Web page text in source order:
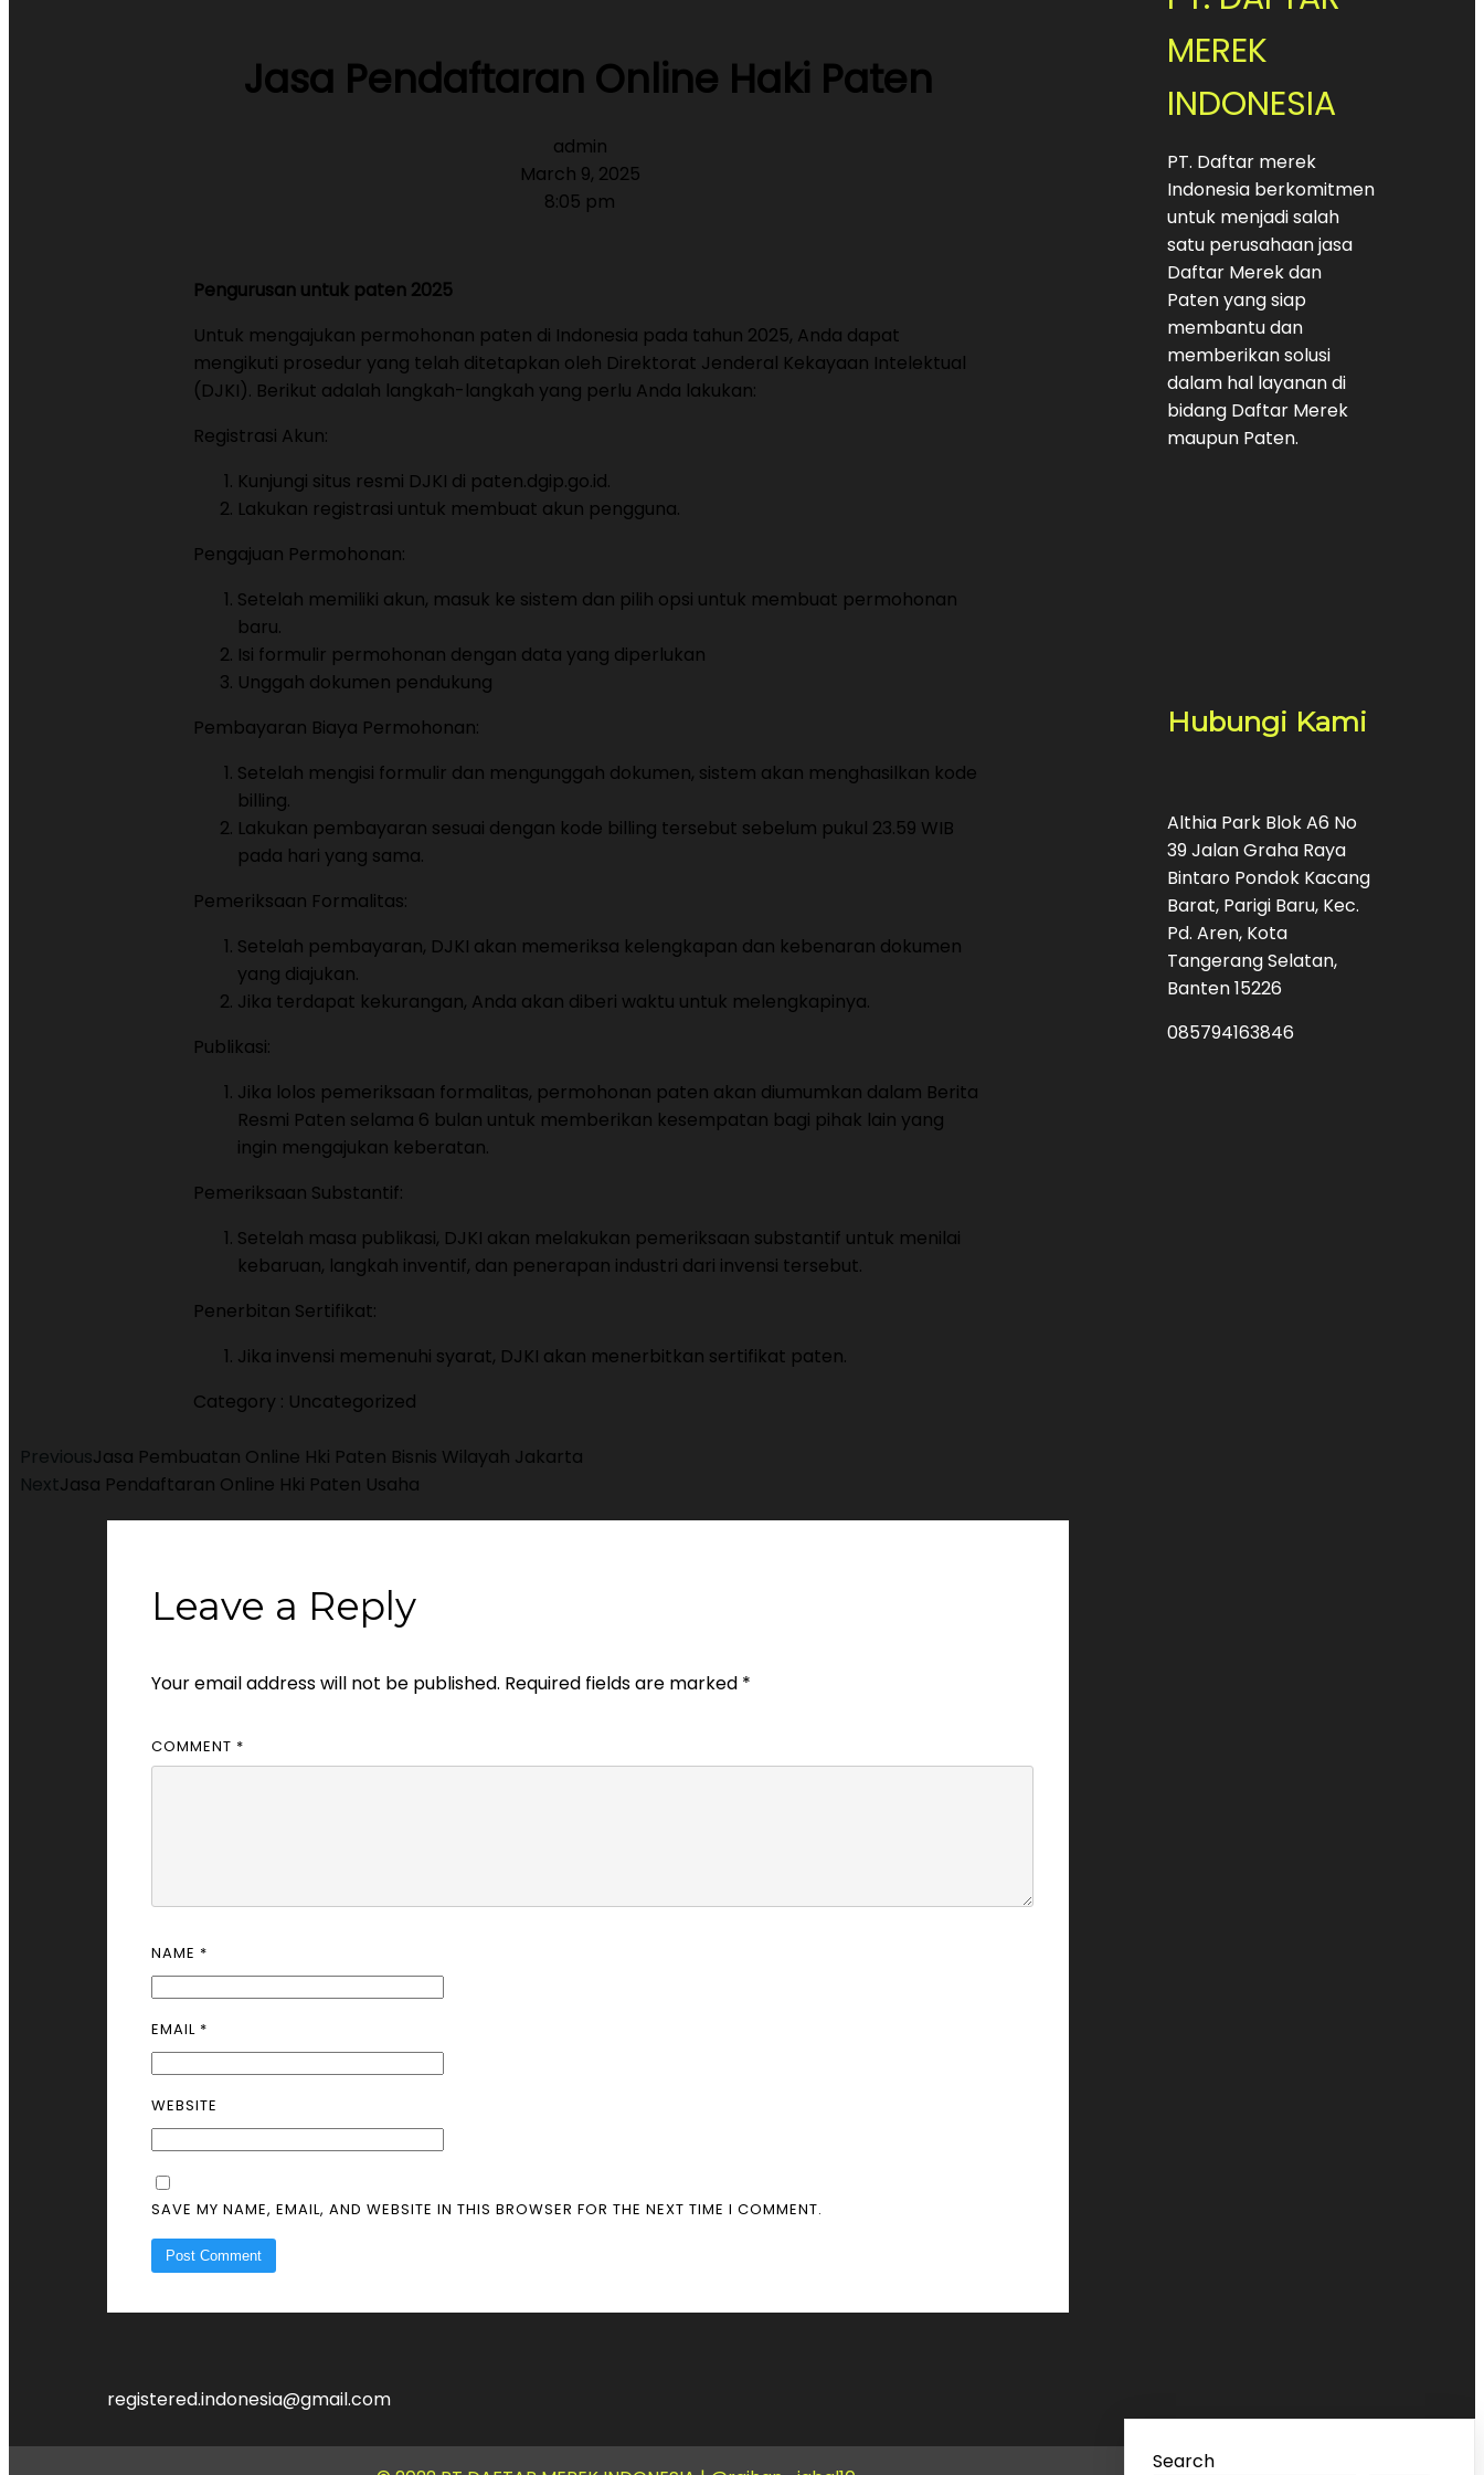
Jasa Pendaftaran Online Haki Paten
admin
March 9, 2025
8:05 pm
Pengurusan untuk paten 2025
Untuk mengajukan permohonan paten di Indonesia pada tahun 2025, Anda dapat
mengikuti prosedur yang telah ditetapkan oleh Direktorat Jenderal Kekayaan Intelektual
(DJKI). Berikut adalah langkah-langkah yang perlu Anda lakukan:
Registrasi Akun:
Kunjungi situs resmi DJKI di paten.dgip.go.id.
Lakukan registrasi untuk membuat akun pengguna.
Pengajuan Permohonan:
Setelah memiliki akun, masuk ke sistem dan pilih opsi untuk membuat permohonan
baru.
Isi formulir permohonan dengan data yang diperlukan
Unggah dokumen pendukung
Pembayaran Biaya Permohonan:
Setelah mengisi formulir dan mengunggah dokumen, sistem akan menghasilkan kode
billing.
Lakukan pembayaran sesuai dengan kode billing tersebut sebelum pukul 23.59 WIB
pada hari yang sama.
Pemeriksaan Formalitas:
Setelah pembayaran, DJKI akan memeriksa kelengkapan dan kebenaran dokumen
yang diajukan.
Jika terdapat kekurangan, Anda akan diberi waktu untuk melengkapinya.
Publikasi:
Jika lolos pemeriksaan formalitas, permohonan paten akan diumumkan dalam Berita
Resmi Paten selama 6 bulan untuk memberikan kesempatan bagi pihak lain yang
ingin mengajukan keberatan.
Pemeriksaan Substantif:
Setelah masa publikasi, DJKI akan melakukan pemeriksaan substantif untuk menilai
kebaruan, langkah inventif, dan penerapan industri dari invensi tersebut.
Penerbitan Sertifikat:
Jika invensi memenuhi syarat, DJKI akan menerbitkan sertifikat paten.
Category : Uncategorized
PreviousJasa Pembuatan Online Hki Paten Bisnis Wilayah Jakarta
NextJasa Pendaftaran Online Hki Paten Usaha
Leave a Reply
Your email address will not be published. Required fields are marked *
COMMENT *
NAME *
EMAIL *
WEBSITE
SAVE MY NAME, EMAIL, AND WEBSITE IN THIS BROWSER FOR THE NEXT TIME I COMMENT.
Search
MEREK
INDONESIA
PT. Daftar merek
Indonesia berkomitmen
untuk menjadi salah
satu perusahaan jasa
Daftar Merek dan
Paten yang siap
membantu dan
memberikan solusi
dalam hal layanan di
bidang Daftar Merek
maupun Paten.
Hubungi Kami
Althia Park Blok A6 No
39 Jalan Graha Raya
Bintaro Pondok Kacang
Barat, Parigi Baru, Kec.
Pd. Aren, Kota
Tangerang Selatan,
Banten 15226
085794163846
registered.indonesia@gmail.com